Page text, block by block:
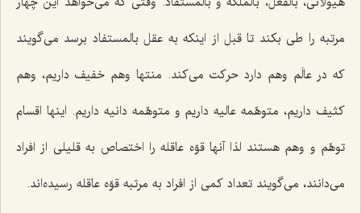
مرتبه را طى بکند تا قبل از اینکه به عقل بالمستفاد برسد مى‌گویند
که در عالَم وهم دارد حرکت مى‌کند. منتها وهم خفیف داریم، وهم
کثیف داریم، متوهّمه عالیه داریم و متوهّمه دانیه داریم. اینها اقسام
توهّم و وهم هستند لذا آنها قوّه عاقله را اختصاص به قلیلى از افراد
مى‌دانند، مى‌گویند تعداد کمى از افراد به مرتبه قوّه عاقله رسیده‌اند.